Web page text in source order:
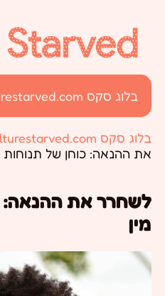
בלוג סקס culturestarved.com
בלוג סקס culturestarved.com
את ההנאה: כוחן של תנוחות
לשחרר את ההנאה:
מין